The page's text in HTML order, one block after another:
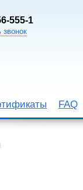
555-1
звонок
FAQ